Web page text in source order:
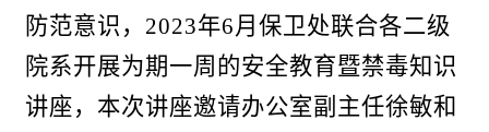
防范意识， 2023年6月保卫处联合各二级
院系开展为期一周的安全教育暨禁毒知识
讲座，本次讲座邀请办公室副主任徐敏和